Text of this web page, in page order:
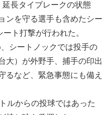
長タイブレークの状態
ンを守る選手も含めたシー
ト打撃が行われた。
シートノックでは投手の
大）が外野手、捕手の印出
るなど、緊急事態にも備え
ルからの投球ではあった